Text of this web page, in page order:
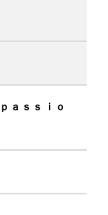
ａｓｓｉｏ